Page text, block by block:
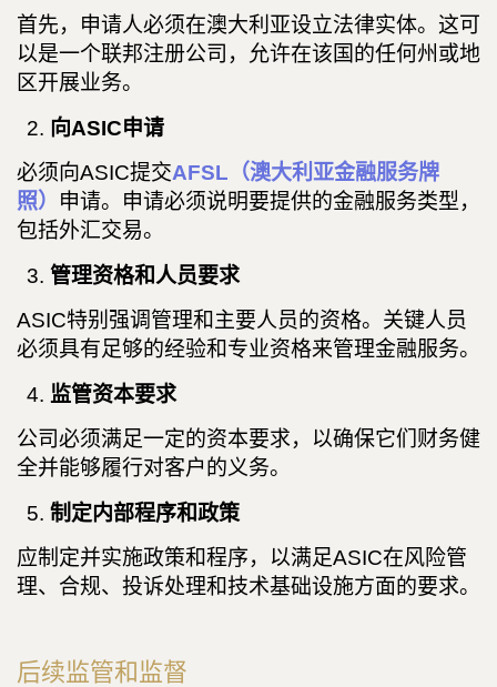
首先，申请人必须在澳大利亚设立法律实体。这可
以是一个联邦注册公司，允许在该国的任何州或地
区开展业务。
向ASIC申请
必须向ASIC提交AFSL（澳大利亚金融服务牌
照） 申请。申请必须说明要提供的金融服务类型，
包括外汇交易。
管理资格和人员要求
ASIC特别强调管理和主要人员的资格。关键人员
必须具有足够的经验和专业资格来管理金融服务。
监管资本要求
公司必须满足一定的资本要求，以确保它们财务健
全并能够履行对客户的义务。
制定内部程序和政策
应制定并实施政策和程序，以满足ASIC在风险管
理、合规、投诉处理和技术基础设施方面的要求。
后续监管和监督